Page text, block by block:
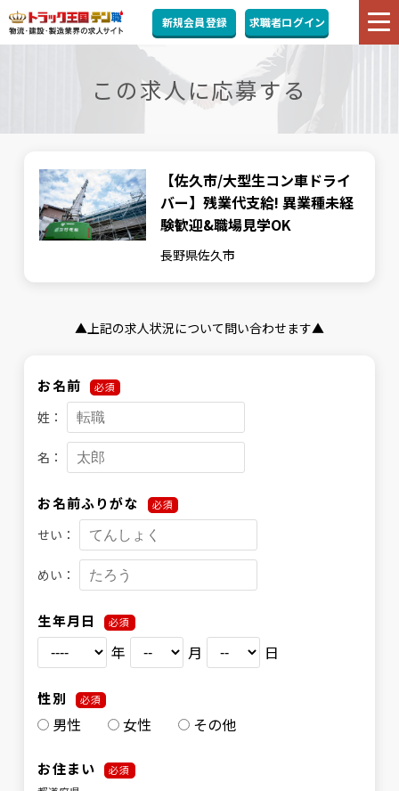
新規会員登録 求職者ログイン
この求人に応募する
【佐久市/大型生コン車ドライ
バー】残業代支給! 異業種未経
験歓迎&職場見学OK
長野県佐久市
▲上記の求人状況について問い合わせます▲
お名前 必須
姓：
名：
お名前ふりがな 必須
せい：
めい：
生年月日 必須
年 月 日
性別 必須
男性 女性 その他
お住まい 必須